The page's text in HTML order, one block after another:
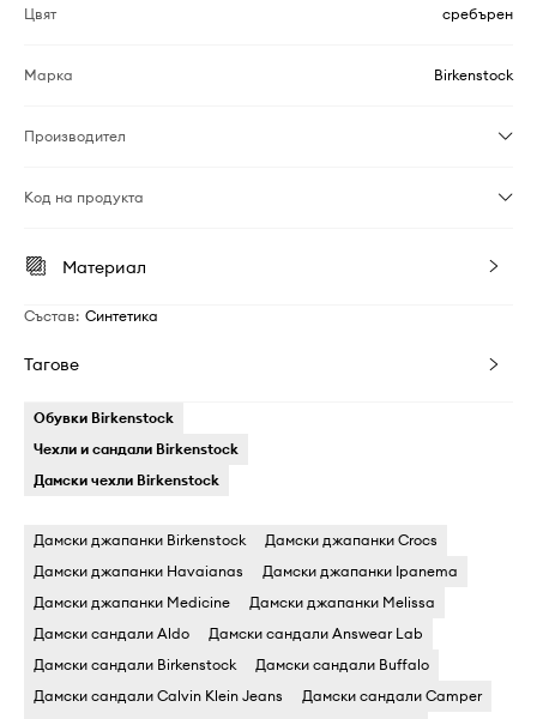
Цвят сребърен
Марка Birkenstock
Производител
Код на продукта
Материал
Състав: Синтетика
Тагове
Обувки Birkenstock
Чехли и сандали Birkenstock
Дамски чехли Birkenstock
Дамски джапанки Birkenstock
Дамски джапанки Crocs
Дамски джапанки Havaianas
Дамски джапанки Ipanema
Дамски джапанки Medicine
Дамски джапанки Melissa
Дамски сандали Aldo
Дамски сандали Answear Lab
Дамски сандали Birkenstock
Дамски сандали Buffalo
Дамски сандали Calvin Klein Jeans
Дамски сандали Camper